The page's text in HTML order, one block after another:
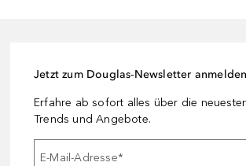
Jetzt zum Douglas-Newsletter
Erfahre ab sofort alles über die
Trends und Angebote.
E-Mail-Adresse*